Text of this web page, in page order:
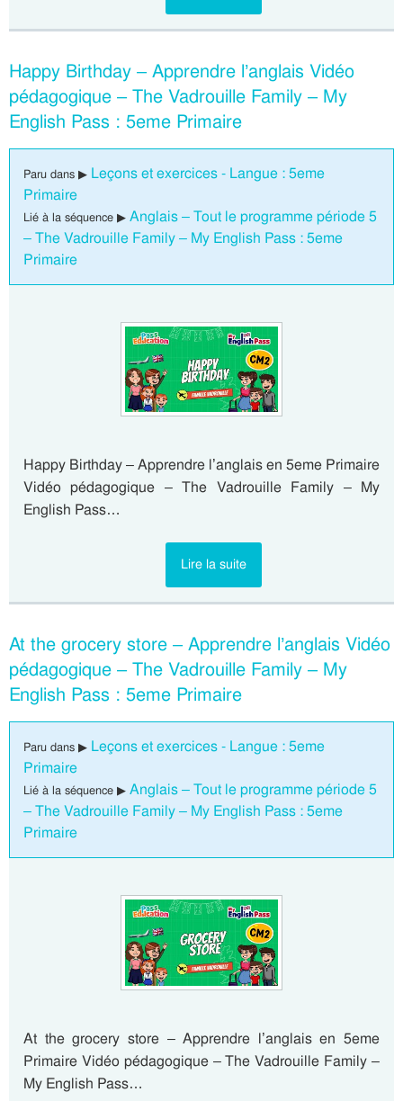
Happy Birthday – Apprendre l’anglais Vidéo
pédagogique – The Vadrouille Family – My
English Pass : 5eme Primaire
Paru dans ▶ Leçons et exercices - Langue : 5eme
Primaire
Lié à la séquence ▶ Anglais – Tout le programme période 5
– The Vadrouille Family – My English Pass : 5eme
Primaire
Happy Birthday – Apprendre l’anglais en 5eme Primaire
Vidéo pédagogique – The Vadrouille Family – My
English Pass…
Lire la suite
At the grocery store – Apprendre l’anglais Vidéo
pédagogique – The Vadrouille Family – My
English Pass : 5eme Primaire
Paru dans ▶ Leçons et exercices - Langue : 5eme
Primaire
Lié à la séquence ▶ Anglais – Tout le programme période 5
– The Vadrouille Family – My English Pass : 5eme
Primaire
At the grocery store – Apprendre l’anglais en 5eme
Primaire Vidéo pédagogique – The Vadrouille Family –
My English Pass…